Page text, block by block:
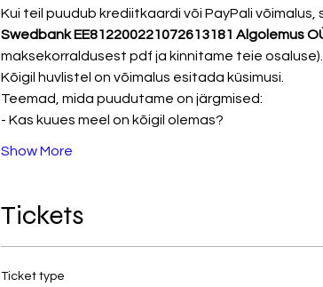
Kui teil puudub krediitkaardi või PayPali
Swedbank EE812200221072613181 Algolemus
maksekorraldusest pdf ja kinnitame teie osaluse).
Kõigil huvlistel on võimalus esitada küsimusi.
Teemad, mida puudutame on järgmised:
- Kas kuues meel on kõigil olemas?
Show More
Tickets
Ticket type